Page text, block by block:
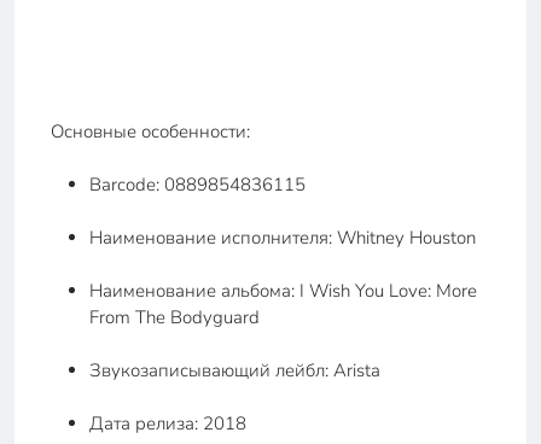
Основные особенности:
Barcode: 0889854836115
Наименование исполнителя: Whitney Houston
Наименование альбома: I Wish You Love: More
From The Bodyguard
Звукозаписывающий лейбл: Arista
Дата релиза: 2018